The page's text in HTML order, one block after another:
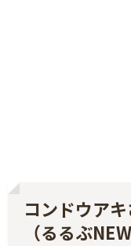
コンドウア
（るるぶ